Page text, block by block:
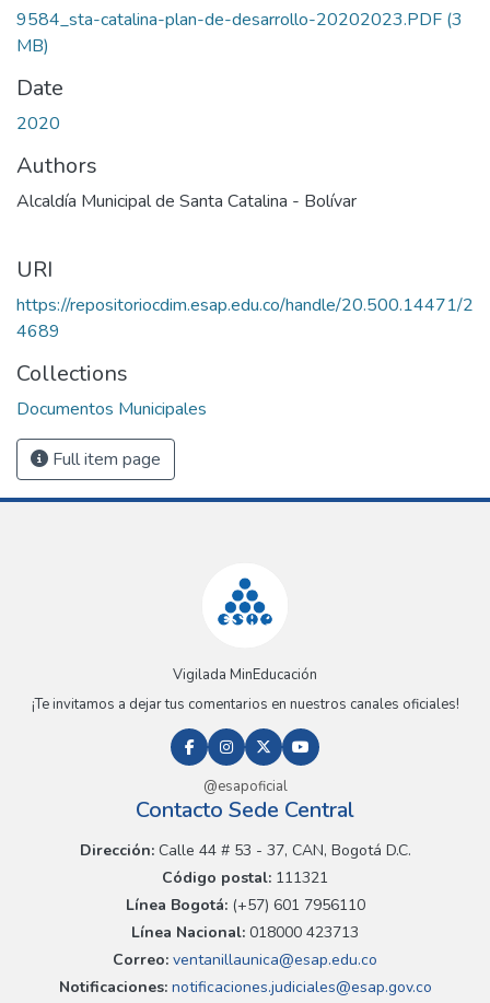
9584_sta-catalina-plan-de-desarrollo-20202023.PDF (3
MB)
Date
2020
Authors
Alcaldía Municipal de Santa Catalina - Bolívar
URI
https://repositoriocdim.esap.edu.co/handle/20.500.14471/2
4689
Collections
Documentos Municipales
Full item page
Vigilada MinEducación
¡Te invitamos a dejar tus comentarios en nuestros canales oficiales!
@esapoficial
Contacto Sede Central
Dirección:Calle 44 # 53 - 37, CAN, Bogotá D.C.
Código postal: 111321
Línea Bogotá:(+57) 601 7956110
Línea Nacional: 018000 423713
Correo: ventanillaunica@esap.edu.co
Notificaciones:notificaciones.judiciales@esap.gov.co